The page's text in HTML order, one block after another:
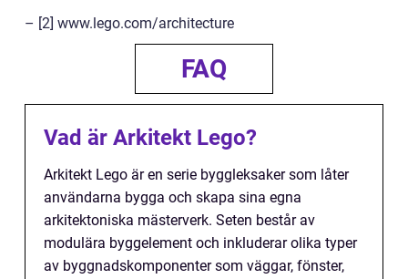
– [2] www.lego.com/architecture
FAQ
Vad är Arkitekt Lego?
Arkitekt Lego är en serie byggleksaker som låter
användarna bygga och skapa sina egna
arkitektoniska mästerverk. Seten består av
modulära byggelement och inkluderar olika typer
av byggnadskomponenter som väggar, fönster,